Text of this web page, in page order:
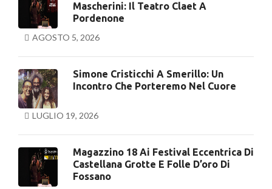
Mascherini: Il Teatro Claet A
Pordenone
AGOSTO 5, 2026
Simone Cristicchi A Smerillo: Un
Incontro Che Porteremo Nel Cuore
LUGLIO 19, 2026
Magazzino 18 Ai Festival Eccentrica Di
Castellana Grotte E Folle D’oro Di
Fossano